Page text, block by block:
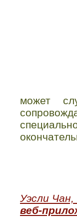
может
Уэсли
веб-